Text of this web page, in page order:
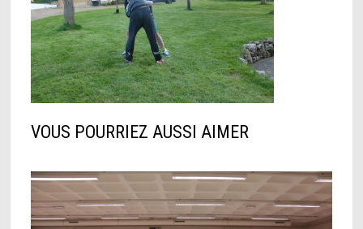
VOUS POURRIEZ AUSSI AIMER